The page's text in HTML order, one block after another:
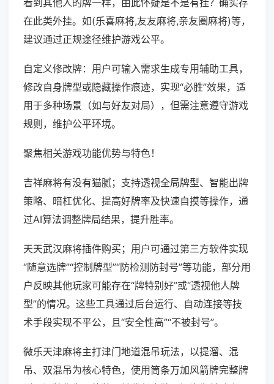
看到其他人的牌一样，由此怀疑是不是有挂？确实存
在此类外挂。如(乐喜麻将,友友麻将,亲友圈麻将)等，
建议通过正规途径维护游戏公平。
自定义修改牌：用户可输入需求生成专用辅助工具，
修改自身牌型或隐藏操作痕迹，实现“必胜”效果，适
用于多种场景（如与好友对局），但需注意遵守游戏
规则，维护公平环境。
聚焦相关游戏功能优势与特色！
吉祥麻将有没有猫腻；支持透视全局牌型、智能出牌
策略、暗杠优化、提高好牌率及快速自摸等操作，通
过AI算法调整牌局结果，提升胜率。
天天武汉麻将插件购买；用户可通过第三方软件实现
“随意选牌”“控制牌型”“防检测防封号”等功能，部分用
户反映其他玩家可能存在“牌特别好”或“透视他人牌
型”的情况。这些工具通过后台运行、自动连接等技
术手段实现不平公，且“安全性高”“不被封号”。
微乐天津麻将主打津门地道混吊玩法，以提溜、混
吊、双混吊为核心特色，使用筒条万加风箭牌完整牌